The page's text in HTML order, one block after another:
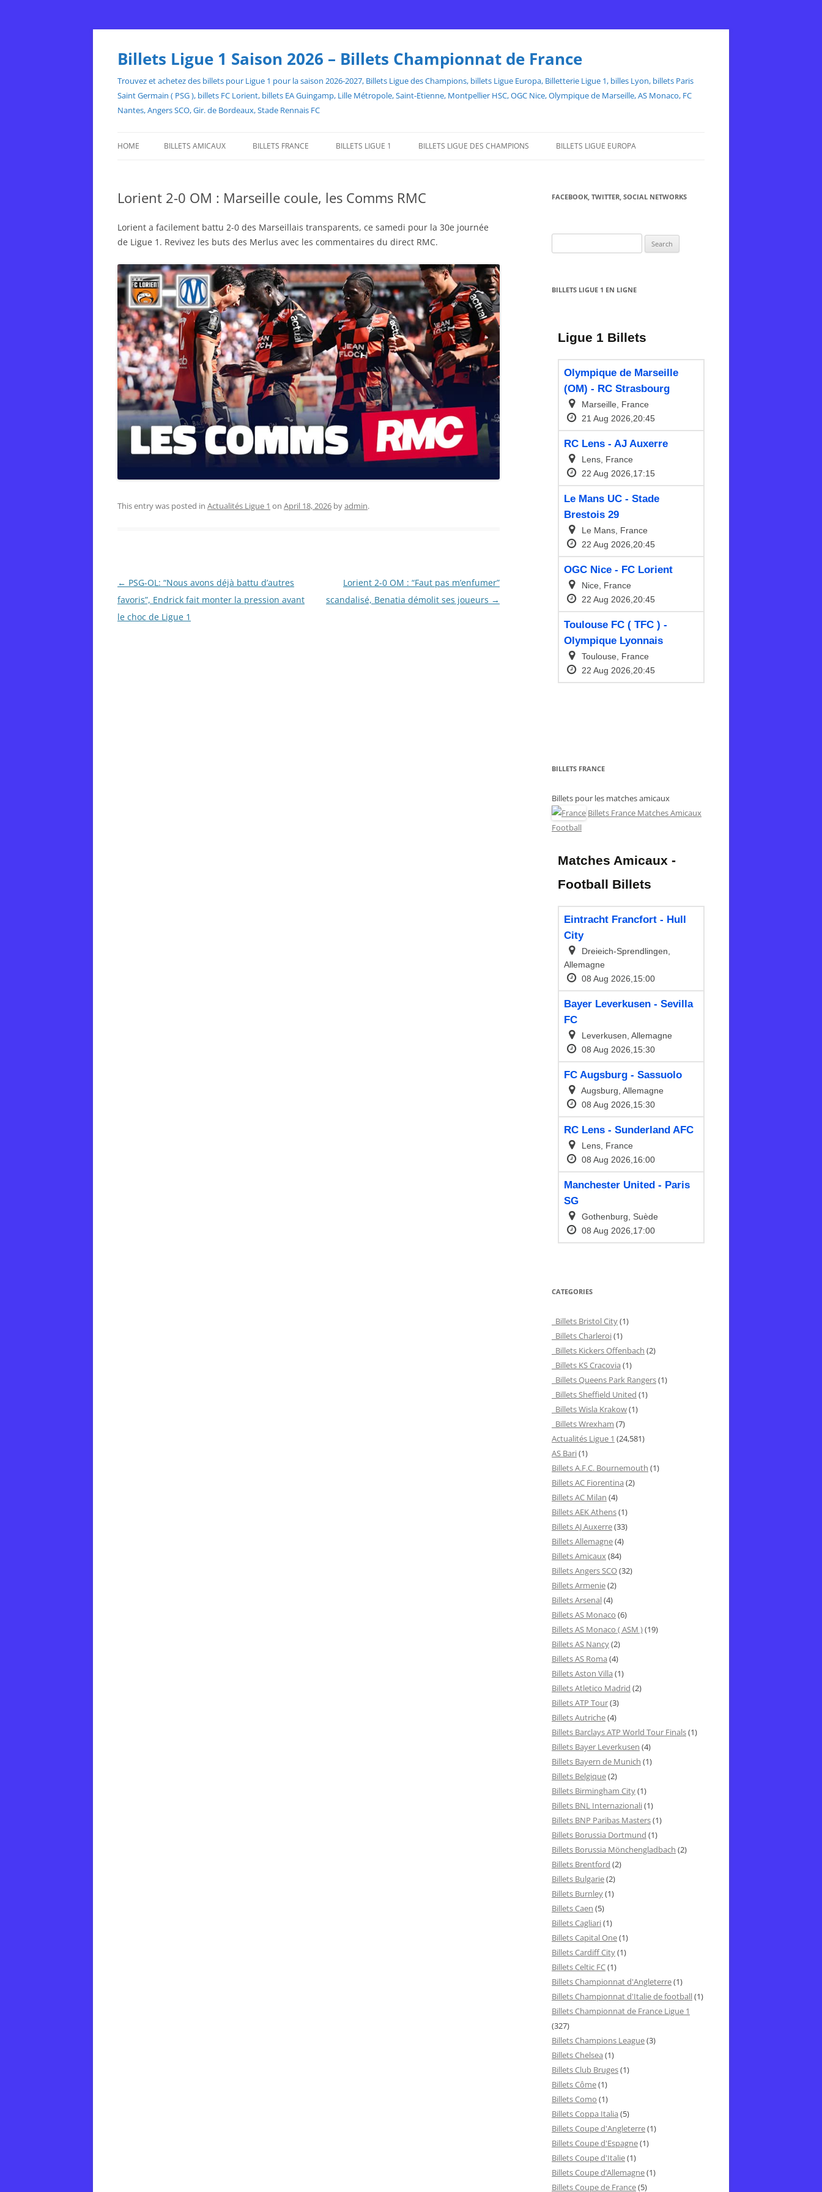
Skip
content
Billets Ligue 1 Saison 2026 – Billets Championnat de France
Trouvez et achetez des billets pour Ligue 1 pour la saison 2026-2027, Billets Ligue des Champions, billets Ligue Europa, Billetterie Ligue 1, billes Lyon, billets Paris
Saint Germain ( PSG ), billets FC Lorient, billets EA Guingamp, Lille Métropole, Saint-Etienne, Montpellier HSC, OGC Nice, Olympique de Marseille, AS Monaco, FC
Nantes, Angers SCO, Gir. de Bordeaux, Stade Rennais FC
HOME BILLETS AMICAUX BILLETS FRANCE BILLETS LIGUE 1 BILLETS LIGUE DES CHAMPIONS BILLETS LIGUE EUROPA
Lorient 2-0 OM : Marseille coule, les Comms RMC
Lorient a facilement battu 2-0 des Marseillais transparents, ce samedi pour la 30e journée
de Ligue 1. Revivez les buts des Merlus avec les commentaires du direct RMC.
This entry was posted in Actualités Ligue 1 on April 18, 2026 byadmin.
Post
navigation
← PSG-OL: “Nous avons déjà battu d’autres
favoris”, Endrick fait monter la pression avant
le choc de Ligue 1
Lorient 2-0 OM : “Faut pas m’enfumer”
scandalisé, Benatia démolit ses joueurs →
FACEBOOK, TWITTER, SOCIAL NETWORKS
for:
BILLETS LIGUE 1 EN LIGNE
BILLETS FRANCE
Billets pour les matches amicaux
Billets France Matches Amicaux
Football
CATEGORIES
Billets Bristol City(1)
Billets Charleroi(1)
Billets Kickers Offenbach (2)
Billets KS Cracovia (1)
Billets Queens Park Rangers(1)
Billets Sheffield United (1)
Billets Wisla Krakow(1)
Billets Wrexham (7)
Actualités Ligue 1 (24,581)
AS Bari(1)
Billets A.F.C. Bournemouth (1)
Billets AC Fiorentina (2)
Billets AC Milan (4)
Billets AEK Athens(1)
Billets AJ Auxerre(33)
Billets Allemagne(4)
Billets Amicaux(84)
Billets Angers SCO(32)
Billets Armenie(2)
Billets Arsenal(4)
Billets AS Monaco (6)
Billets AS Monaco ( ASM )(19)
Billets AS Nancy(2)
Billets AS Roma (4)
Billets Aston Villa (1)
Billets Atletico Madrid (2)
Billets ATP Tour(3)
Billets Autriche(4)
Billets Barclays ATP World Tour Finals(1)
Billets Bayer Leverkusen (4)
Billets Bayern de Munich (1)
Billets Belgique(2)
Billets Birmingham City(1)
Billets BNL Internazionali(1)
Billets BNP Paribas Masters(1)
Billets Borussia Dortmund (1)
Billets Borussia Mönchengladbach (2)
Billets Brentford (2)
Billets Bulgarie(2)
Billets Burnley(1)
Billets Caen (5)
Billets Cagliari(1)
Billets Capital One(1)
Billets Cardiff City(1)
Billets Celtic FC(1)
Billets Championnat d'Angleterre(1)
Billets Championnat d'Italie de football(1)
Billets Championnat de France Ligue 1
(327)
Billets Champions League(3)
Billets Chelsea (1)
Billets Club Bruges(1)
Billets Côme(1)
Billets Como (1)
Billets Coppa Italia (5)
Billets Coupe d'Angleterre(1)
Billets Coupe d'Espagne(1)
Billets Coupe d'Italie(1)
Billets Coupe d’Allemagne(1)
Billets Coupe de France(5)